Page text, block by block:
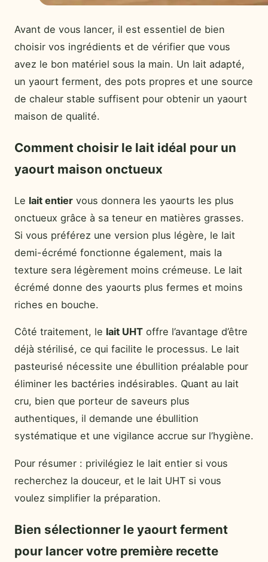
Avant de vous lancer, il est essentiel de bien
choisir vos ingrédients et de vérifier que vous
avez le bon matériel sous la main. Un lait adapté,
un yaourt ferment, des pots propres et une source
de chaleur stable suffisent pour obtenir un yaourt
maison de qualité.
Comment choisir le lait idéal pour un
yaourt maison onctueux
Le lait entier vous donnera les yaourts les plus
onctueux grâce à sa teneur en matières grasses.
Si vous préférez une version plus légère, le lait
demi-écrémé fonctionne également, mais la
texture sera légèrement moins crémeuse. Le lait
écrémé donne des yaourts plus fermes et moins
riches en bouche.
Côté traitement, le lait UHT offre l’avantage d’être
déjà stérilisé, ce qui facilite le processus. Le lait
pasteurisé nécessite une ébullition préalable pour
éliminer les bactéries indésirables. Quant au lait
cru, bien que porteur de saveurs plus
authentiques, il demande une ébullition
systématique et une vigilance accrue sur l’hygiène.
Pour résumer : privilégiez le lait entier si vous
recherchez la douceur, et le lait UHT si vous
voulez simplifier la préparation.
Bien sélectionner le yaourt ferment
pour lancer votre première recette